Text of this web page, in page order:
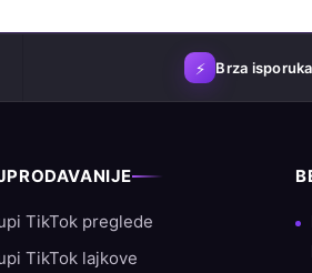
klijenata. S tisućama
⚡ Brza isporuka
TikTok preglede
TikTok lajkove